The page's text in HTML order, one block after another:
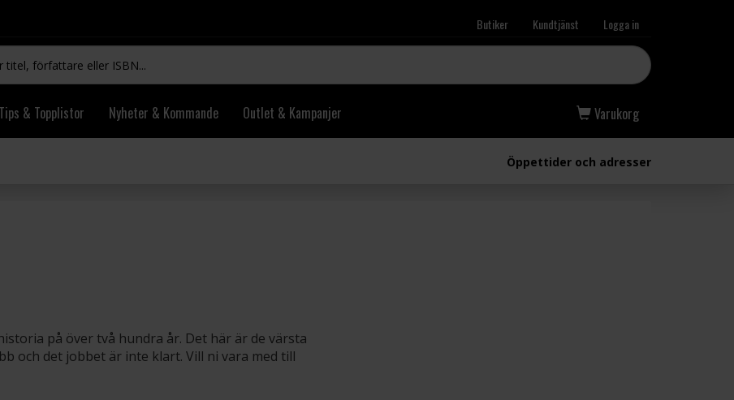
Butiker Kundtjänst Logga in
Tips & Topplistor Nyheter & Kommande Outlet & Kampanjer Varukorg
Öppettider och adresser
på över två hundra år. Det här är de värsta
och det jobbet är inte klart. Vill ni vara med till